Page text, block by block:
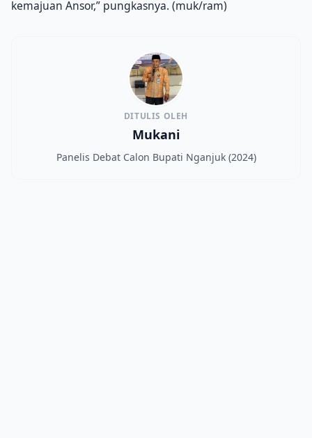
kemajuan Ansor,” pungkasnya. (muk/ram)
DITULIS OLEH
Mukani
Panelis Debat Calon Bupati Nganjuk (2024)